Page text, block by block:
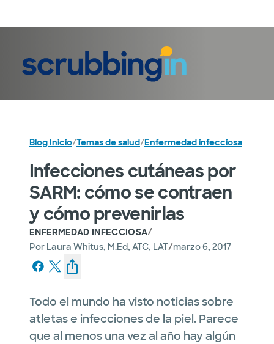
Blog Inicio/Temas de salud/Enfermedad infecciosa
Infecciones cutáneas por
SARM: cómo se contraen
y cómo prevenirlas
ENFERMEDAD INFECCIOSA/
Por Laura Whitus, M.Ed, ATC, LAT/marzo 6, 2017
Todo el mundo ha visto noticias sobre
atletas e infecciones de la piel. Parece
que al menos una vez al año hay algún